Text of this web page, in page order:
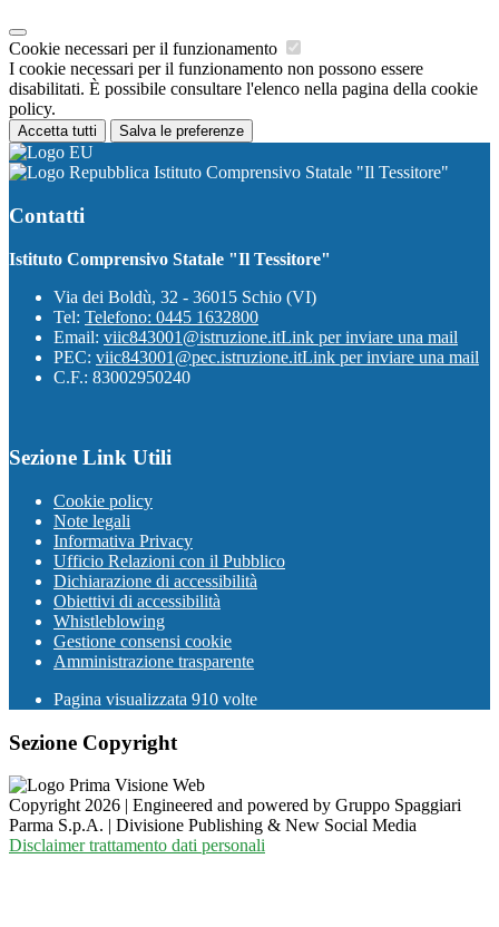
Cookie necessari per il funzionamento
I cookie necessari per il funzionamento non possono essere
disabilitati. È possibile consultare l'elenco nella pagina della cookie
policy.
Accetta tutti Salva le preferenze
Istituto Comprensivo Statale "Il Tessitore"
Contatti
Istituto Comprensivo Statale "Il Tessitore"
Via dei Boldù, 32 - 36015 Schio (VI)
Tel: Telefono: 0445 1632800
Email: viic843001@istruzione.itLink per inviare una mail
PEC: viic843001@pec.istruzione.itLink per inviare una mail
C.F.: 83002950240
Sezione Link Utili
Cookie policy
Note legali
Informativa Privacy
Ufficio Relazioni con il Pubblico
Dichiarazione di accessibilità
Obiettivi di accessibilità
Whistleblowing
Gestione consensi cookie
Amministrazione trasparente
Pagina visualizzata 910 volte
Sezione Copyright
Copyright 2026 | Engineered and powered by Gruppo Spaggiari
Parma S.p.A. | Divisione Publishing & New Social Media
Disclaimer trattamento dati personali